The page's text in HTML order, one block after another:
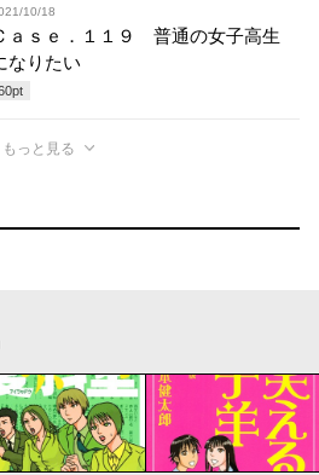
10/18
ａｓｅ．１１９ 普通の女子高生
なりたい
pt
もっと見る